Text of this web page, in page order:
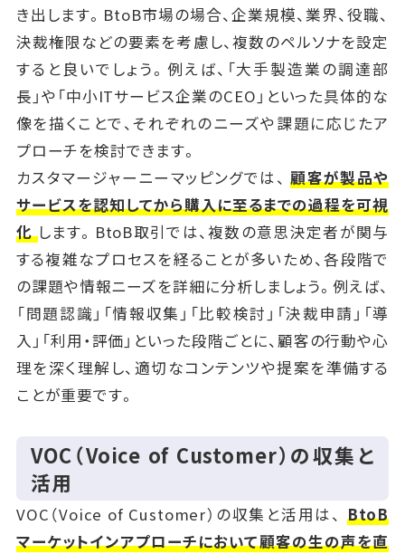
き出します。BtoB市場の場合、企業規模、業界、役職、
決裁権限などの要素を考慮し、複数のペルソナを設定
すると良いでしょう。例えば、「大手製造業の調達部
長」や「中小ITサービス企業のCEO」といった具体的な
像を描くことで、それぞれのニーズや課題に応じたア
プローチを検討できます。
カスタマージャーニーマッピングでは、顧客が製品や
サービスを認知してから購入に至るまでの過程を可視
化します。BtoB取引では、複数の意思決定者が関与
する複雑なプロセスを経ることが多いため、各段階で
の課題や情報ニーズを詳細に分析しましょう。例えば、
「問題認識」「情報収集」「比較検討」「決裁申請」「導
入」「利用・評価」といった段階ごとに、顧客の行動や心
理を深く理解し、適切なコンテンツや提案を準備する
ことが重要です。
VOC（Voice of Customer）の収集と
活用
VOC（Voice of Customer）の収集と活用は、 BtoB
マーケットインアプローチにおいて顧客の生の声を直